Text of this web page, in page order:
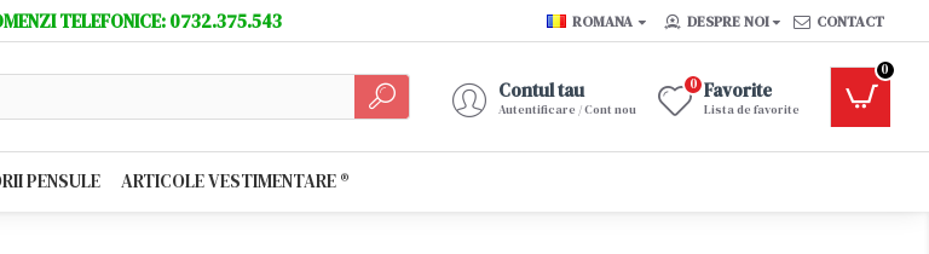
TELEFONICE: 0732.375.543 ROMANA DESPRE NOI CONTACT
Contul tau
Autentificare / Cont nou
Favorite
Lista de favorite
0
0
PENSULE ARTICOLE VESTIMENTARE ®️